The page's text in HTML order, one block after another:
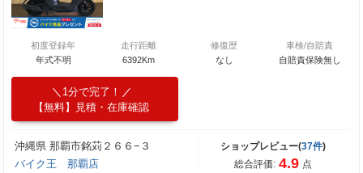
初度登録年
年式不明
走行距離
6392Km
修復歴
なし
車検/自賠責
自賠責保険無し
1分で完了！
【無料】見積・在庫確認
沖縄県 那覇市銘苅２６６−３
バイク王 那覇店
ショップレビュー(37件)
総合評価: 4.9 点